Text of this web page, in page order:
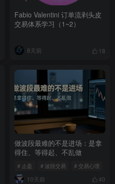
Fabio Valentini 订单流剥头皮
交易体系学习（1~2）
8天前 18
做波段最难的不是进场：是拿
得住、等得起、不乱做
# 止盈 # 波段交易 # 交易心理
10天前 40